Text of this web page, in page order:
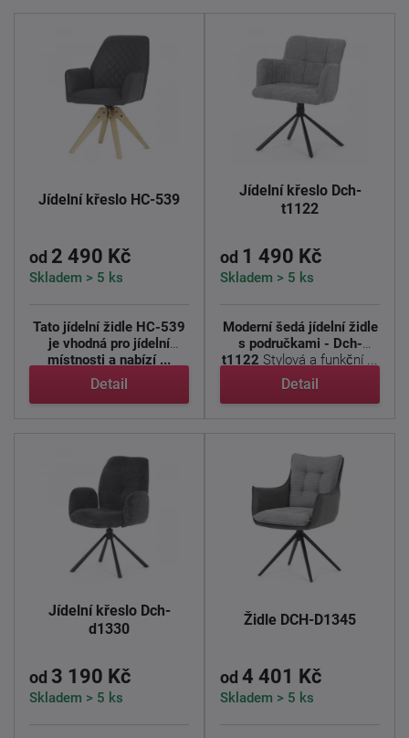
Jídelní křeslo HC-539
od 2 490 Kč
Skladem > 5 ks
Tato jídelní židle HC-539
je vhodná pro jídelní
místnosti a nabízí ...
Detail
Jídelní křeslo Dch-
t1122
od 1 490 Kč
Skladem > 5 ks
Moderní šedá jídelní židle
s područkami - Dch-
t1122 Stylová a funkční ...
Detail
Jídelní křeslo Dch-
d1330
od 3 190 Kč
Skladem > 5 ks
Židle DCH-D1345
od 4 401 Kč
Skladem > 5 ks